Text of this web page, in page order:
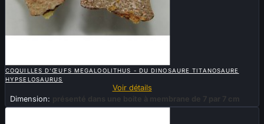
COQUILLES D'ŒUFS MEGALOOLITHUS - DU DINOSAURE TITANOSAURE
HYPSELOSAURUS
Voir détails
Dimension:
présenté dans une boite à membrane de 7 par 7 cm